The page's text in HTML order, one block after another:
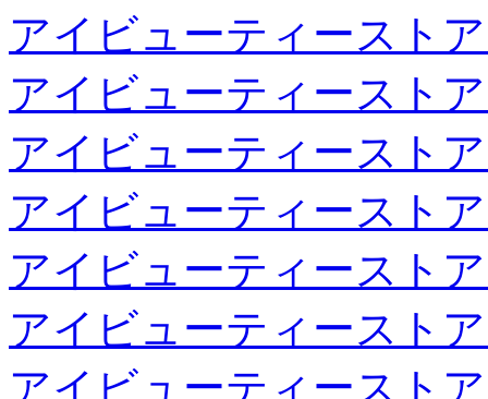
アイビューティースト
アイビューティースト
アイビューティースト
アイビューティースト
アイビューティースト
アイビューティースト
アイビューティースト